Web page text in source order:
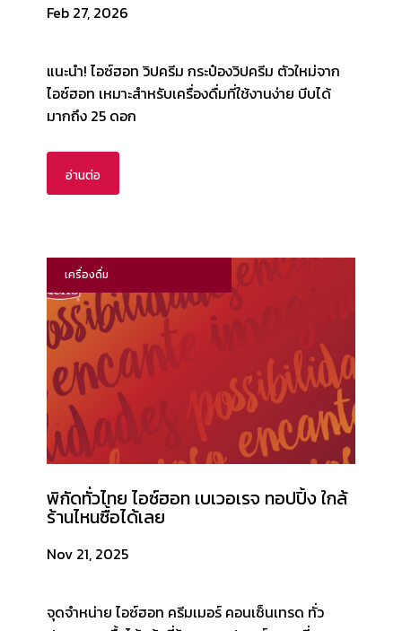
Feb 27, 2026
แนะนำ! ไอซ์ฮอท วิปครีม กระป๋องวิปครีม ตัวใหม่จาก
ไอซ์ฮอท เหมาะสำหรับเครื่องดื่มที่ใช้งานง่าย บีบได้
มากถึง 25 ดอก
อ่านต่อ
เครื่องดื่ม
พิกัดทั่วไทย ไอซ์ฮอท เบเวอเรจ ทอปปิ้ง ใกล้
ร้านไหนซื้อได้เลย
Nov 21, 2025
จุดจำหน่าย ไอซ์ฮอท ครีมเมอร์ คอนเซ็นเทรด ทั่ว